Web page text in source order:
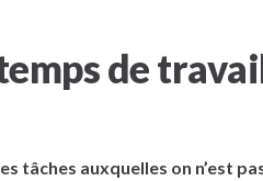
de
tâches auxquelles on n’est